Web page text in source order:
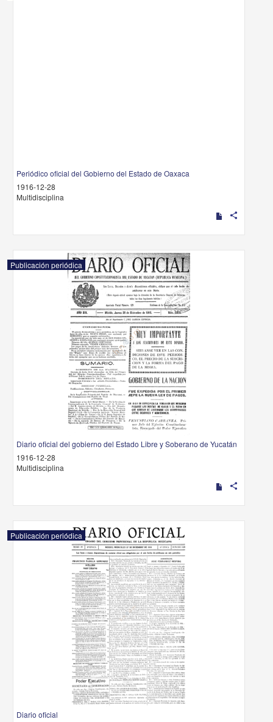
Periódico oficial del Gobierno del Estado de Oaxaca
1916-12-28
Multidisciplina
share
Publicación periódica
Diario oficial del gobierno del Estado Libre y Soberano de Yucatán
1916-12-28
Multidisciplina
share
Publicación periódica
Diario oficial